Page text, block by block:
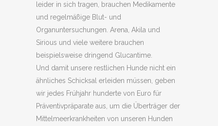
leider in sich tragen, brauchen Medikamente
und regelmäßige Blut- und
Organuntersuchungen. Arena, Akila und
Sirious und viele weitere brauchen
beispielsweise dringend Glucantime.
Und damit unsere restlichen Hunde nicht ein
ähnliches Schicksal erleiden müssen, geben
wir jedes Frühjahr hunderte von Euro für
Präventivpräparate aus, um die Überträger der
Mittelmeerkrankheiten von unseren Hunden